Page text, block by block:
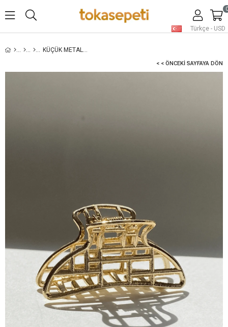
Türkçe - USD
0
KÜÇÜK METAL MANDAL TOKA ALTIN
< < ÖNCEKI SAYFAYA DÖN